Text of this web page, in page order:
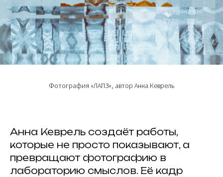
Фотография «ЛАПЗ», автор Анна Кеврель
Анна Кеврель создаёт работы,
которые не просто показывают, а
превращают фотографию в
лабораторию смыслов. Её кадр